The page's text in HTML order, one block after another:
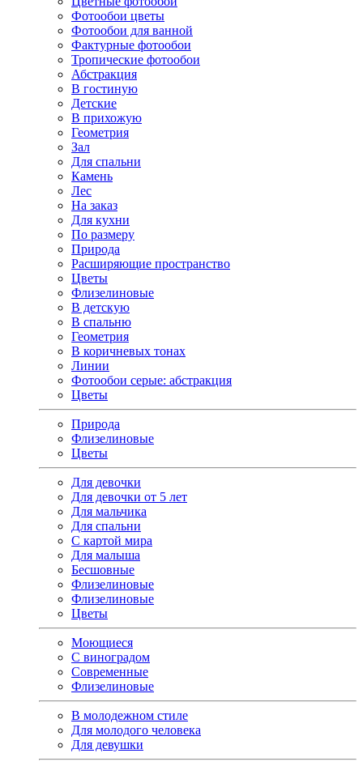
Фотообои цветы
Фотообои для ванной
Фактурные фотообои
Тропические фотообои
Абстракция
В гостиную
Детские
В прихожую
Геометрия
Зал
Для спальни
Камень
Лес
На заказ
Для кухни
По размеру
Природа
Расширяющие пространство
Цветы
Флизелиновые
В детскую
В спальню
Геометрия
В коричневых тонах
Линии
Фотообои серые: абстракция
Цветы
Природа
Флизелиновые
Цветы
Для девочки
Для девочки от 5 лет
Для мальчика
Для спальни
С картой мира
Для малыша
Бесшовные
Флизелиновые
Флизелиновые
Цветы
Моющиеся
С виноградом
Современные
Флизелиновые
В молодежном стиле
Для молодого человека
Для девушки